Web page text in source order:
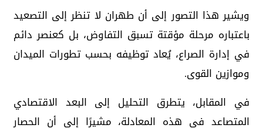
ويشير هذا التصور إلى أن طهران لا تنظر إلى التصعيد
باعتباره مرحلة مؤقتة تسبق التفاوض، بل كعنصر دائم
في إدارة الصراع، يُعاد توظيفه بحسب تطورات الميدان
وموازين القوى.
في المقابل، يتطرق التحليل إلى البعد الاقتصادي
المتصاعد في هذه المعادلة، مشيرًا إلى أن الحصار